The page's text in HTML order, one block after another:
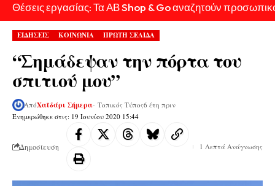
Θέσεις εργασίας: Τα ΑΒ Shop & Go αναζητούν
ΕΙΔΗΣΕΙΣ ΚΟΙΝΩΝΙΑ ΠΡΩΤΗ ΣΕΛΙΔΑ
“Σημάδεψαν την πόρτα του
σπιτιού μου”
Ενημερώθηκε στις: 19 Ιουνίου 2020 15:44
ΑπόΧαϊδάρι Σήμερα- Τοπικός Τύπος6 έτη πριν
Δημοσίευση 1 Λεπτά Ανάγνωσης